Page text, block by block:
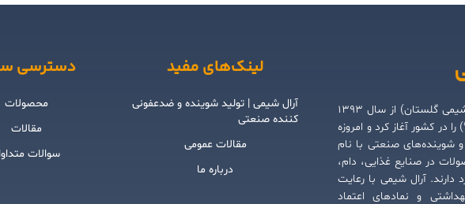
صنایع آرال شیمی (پیشگام بهار شیمی گلستان) از سال ۱۳۹۳
اسید پراستیک (۳% تا ۳۰%) را در کشور آغاز کرد و امروزه
و شوینده‌های صنعتی با نام
در صنایع غذایی، دام،
دارند. آرال شیمی با رعایت
و نمادهای اعتماد
لینک‌های مفید
آرال شیمی | تولید شوینده و ضدعفونی
کننده صنعتی
مقالات عمومی
درباره ما
دسترسی
محصولات
مقالات
سوالات